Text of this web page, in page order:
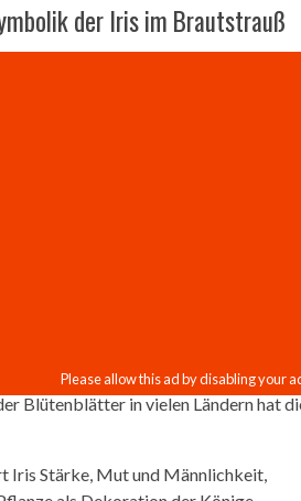
der Iris im Brautstrauß
Blütenblätter in vielen Ländern hat
Iris Stärke, Mut und Männlichkeit,